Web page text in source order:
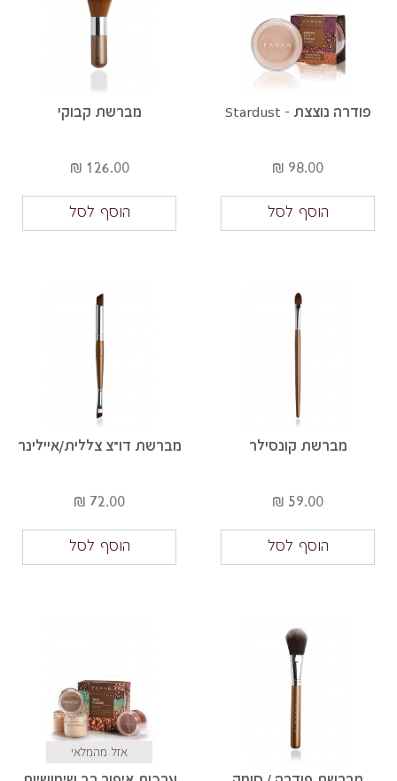
פודרה נוצצת - Stardust
98.00 ₪
הוסף לסל
מברשת קבוקי
126.00 ₪
הוסף לסל
מברשת קונסילר
59.00 ₪
הוסף לסל
מברשת דו"צ צללית/איילינר
72.00 ₪
הוסף לסל
אזל מהמלאי